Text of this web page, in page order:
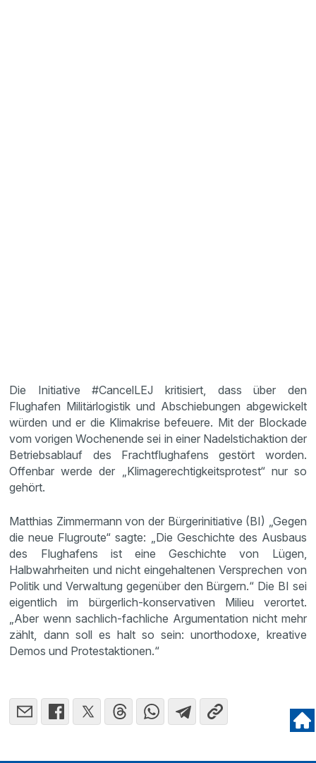
Die Initiative #CancelLEJ kritisiert, dass über den
Flughafen Militärlogistik und Abschiebungen abgewickelt
würden und er die Klimakrise befeuere. Mit der Blockade
vom vorigen Wochenende sei in einer Nadelstichaktion der
Betriebsablauf des Frachtflughafens gestört worden.
Offenbar werde der „Klimagerechtigkeitsprotest“ nur so
gehört.
Matthias Zimmermann von der Bürgerinitiative (BI) „Gegen
die neue Flugroute“ sagte: „Die Geschichte des Ausbaus
des Flughafens ist eine Geschichte von Lügen,
Halbwahrheiten und nicht eingehaltenen Versprechen von
Politik und Verwaltung gegenüber den Bürgern.“ Die BI sei
eigentlich im bürgerlich-konservativen Milieu verortet.
„Aber wenn sachlich-fachliche Argumentation nicht mehr
zählt, dann soll es halt so sein: unorthodoxe, kreative
Demos und Protestaktionen.“